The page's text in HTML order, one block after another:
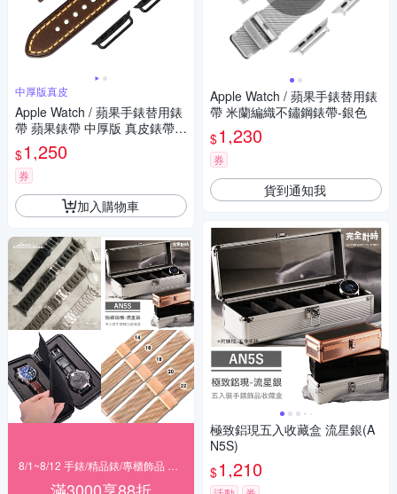
中厚版真皮
Apple Watch / 蘋果手錶替用錶
帶 蘋果錶帶 中厚版 真皮錶帶
棕色
$1,250
券
加入購物車
Apple Watch / 蘋果手錶替用錶
帶 米蘭編織不鏽鋼錶帶-銀色
$1,230
券
貨到通知我
極致鋁現五入收藏盒 流星銀(A
N5S)
$1,210